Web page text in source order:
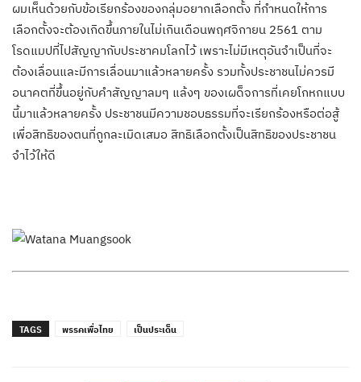
ผมเห็นด้วยกับข้อเรียกร้องของกลุ่มอยากเลือกตั้ง ที่กำหนดให้การ
เลือกตั้งจะต้องเกิดขึ้นภายในไม่เกินเดือนพฤศจิกายน 2561 ตาม
โรดแมปที่ไปสัญญากับประชาคมโลกไว้ เพราะไม่มีเหตุอันจำเป็นที่จะ
ต้องเลื่อนและมีการเลื่อนมาแล้วหลายครั้ง รวมทั้งประชาชนไม่ควรมี
อนาคตที่ขึ้นอยู่กับคำสัญญาลมๆ แล้งๆ ของเผด็จการที่เคยโกหกแบบ
นี้มาแล้วหลายครั้ง ประชาชนมีความชอบธรรมที่จะเรียกร้องหรือต่อสู้
เพื่อสิทธิของตนที่ถูกละเมิดเสมอ สิทธิเลือกตั้งเป็นสิทธิของประชาชน
จำไว้ให้ดี
TAGS พรรคเพื่อไทย เป็นประเด็น